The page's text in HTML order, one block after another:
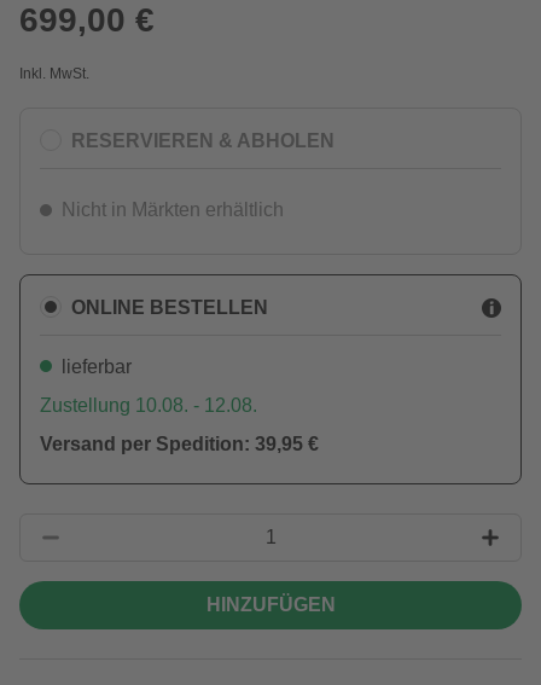
699,00 €
Inkl. MwSt.
RESERVIEREN & ABHOLEN
Nicht in Märkten erhältlich
ONLINE BESTELLEN
lieferbar
Zustellung 10.08. - 12.08.
Versand per Spedition: 39,95 €
HINZUFÜGEN